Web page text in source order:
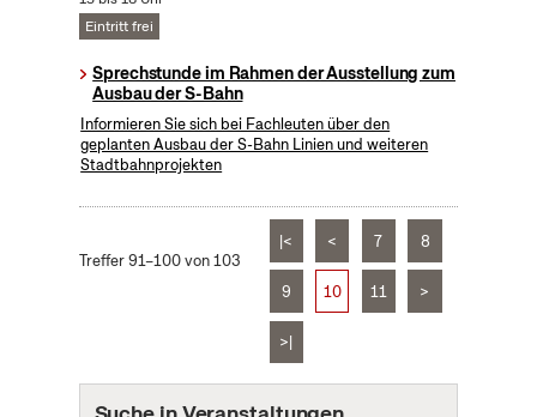
Eintritt frei
Sprechstunde im Rahmen der Ausstellung zum
Ausbau der S-Bahn
Informieren Sie sich bei Fachleuten über den
geplanten Ausbau der S-Bahn Linien und weiteren
Stadtbahnprojekten
Treffer 91–100 von 103
|< < 7 8
9 10 11 >
>|